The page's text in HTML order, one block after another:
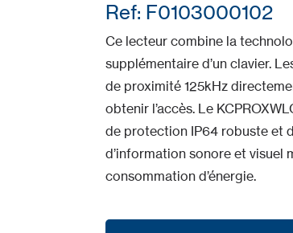
Ref: F0103000102
Ce lecteur combine la
supplémentaire d’un clavier.
de proximité 125kHz
obtenir l’accès. Le
de protection IP64 robuste et
d’information sonore et visuel
consommation d’énergie.